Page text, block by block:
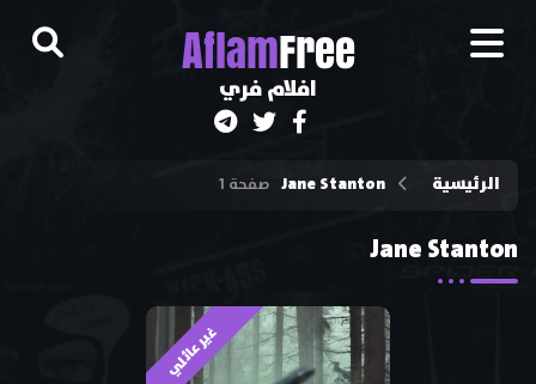
AflamFree
افلام فري
الرئيسية Jane Stanton صفحة 1
Jane Stanton
غير عائلي